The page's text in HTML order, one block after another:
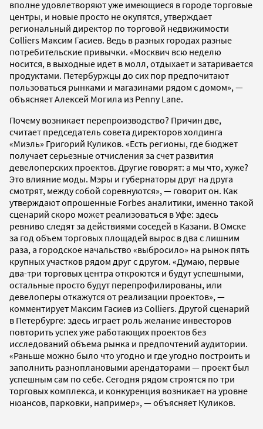
вполне удовлетворяют уже имеющиеся в городе торговые
центры, и новые просто не окупятся, утверждает
региональный директор по торговой недвижимости
Colliers Максим Гасиев. Ведь в разных городах разные
потребительские привычки. «Москвич всю неделю
носится, в выходные идет в молл, отдыхает и затаривается
продуктами. Петербуржцы до сих пор предпочитают
пользоваться рынками и магазинами рядом с домом», —
объясняет Алексей Могила из Penny Lane.
Почему возникает перепроизводство? Причин две,
считает председатель совета директоров холдинга
«Миэль» Григорий Куликов. «Есть регионы, где бюджет
получает серьезные отчисления за счет развития
девелоперских проектов. Другие говорят: а мы что, хуже?
Это влияние моды. Мэры и губернаторы друг на друга
смотрят, между собой соревнуются», — говорит он. Как
утверждают опрошенные Forbes аналитики, именно такой
сценарий скоро может реализоваться в Уфе: здесь
ревниво следят за действиями соседей в Казани. В Омске
за год объем торговых площадей вырос в два с лишним
раза, а городское начальство «выбросило» на рынок пять
крупных участков рядом друг с другом. «Думаю, первые
два-три торговых центра откроются и будут успешными,
остальные просто будут перепрофилированы, или
девелоперы откажутся от реализации проектов», —
комментирует Максим Гасиев из Colliers. Другой сценарий
в Петербурге: здесь играет роль желание инвесторов
повторить успех уже работающих проектов без
исследований объема рынка и предпочтений аудитории.
«Раньше можно было что угодно и где угодно построить и
заполнить разноплановыми арендаторами — проект был
успешным сам по себе. Сегодня рядом строятся по три
торговых комплекса, и конкуренция возникает на уровне
нюансов, парковки, например», — объясняет Куликов.